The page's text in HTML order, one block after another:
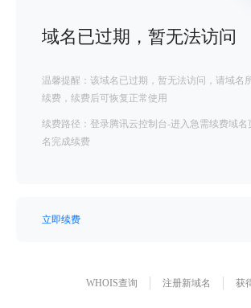
域名已过期，暂无法访问
温馨提醒：该域名已过期，暂无法访问，请域名
续费，续费后可恢复正常使用
续费路径：登录腾讯云控制台-进入急需续费域名
名完成续费
立即续费
WHOIS查询 注册新域名 获